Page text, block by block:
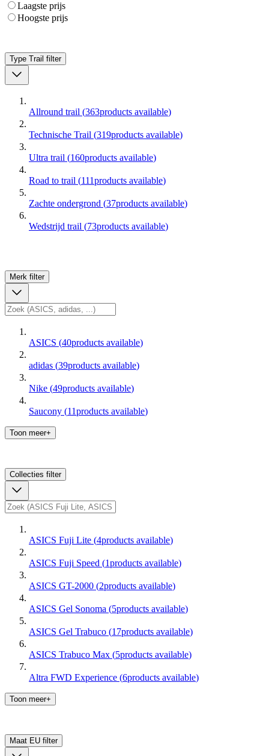
Laagste prijs
Hoogste prijs
Type Trail filter
Allround trail (363products available)
Technische Trail (319products available)
Ultra trail (160products available)
Road to trail (111products available)
Zachte ondergrond (37products available)
Wedstrijd trail (73products available)
Merk filter
ASICS (40products available)
adidas (39products available)
Nike (49products available)
Saucony (11products available)
Toon meer+
Collecties filter
ASICS Fuji Lite (4products available)
ASICS Fuji Speed (1products available)
ASICS GT-2000 (2products available)
ASICS Gel Sonoma (5products available)
ASICS Gel Trabuco (17products available)
ASICS Trabuco Max (5products available)
Altra FWD Experience (6products available)
Toon meer+
Maat EU filter